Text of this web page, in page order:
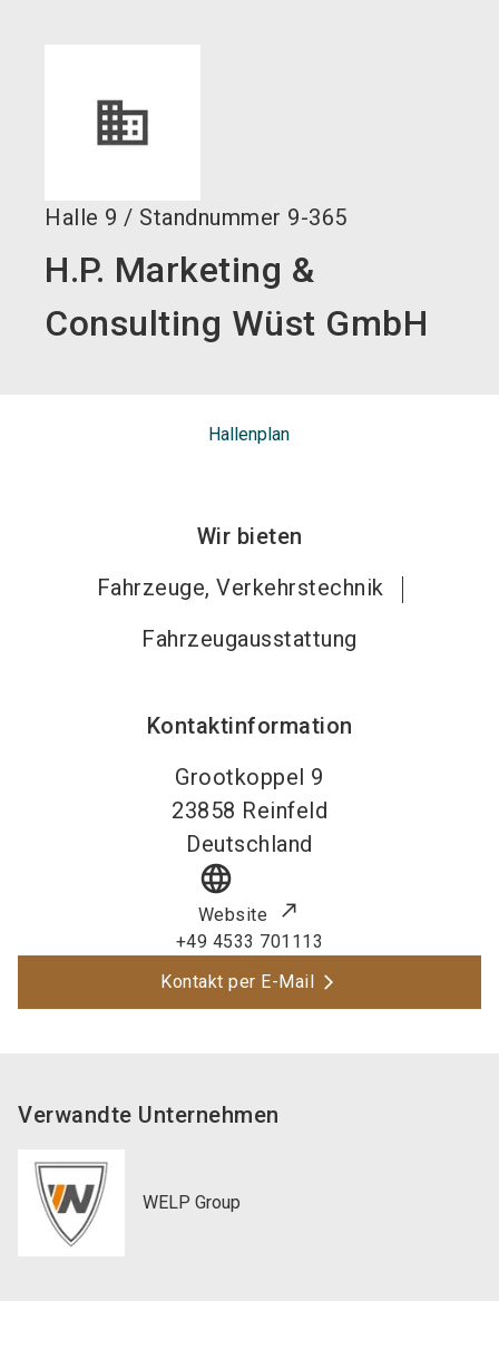
Halle 9 / Standnummer 9-365
H.P. Marketing &
Consulting Wüst GmbH
Hallenplan
Wir bieten
Fahrzeuge, Verkehrstechnik
Fahrzeugausstattung
Kontaktinformation
Grootkoppel 9
23858 Reinfeld
Deutschland
language
Website
+49 4533 701113
Kontakt per E-Mail
Verwandte Unternehmen
WELP Group